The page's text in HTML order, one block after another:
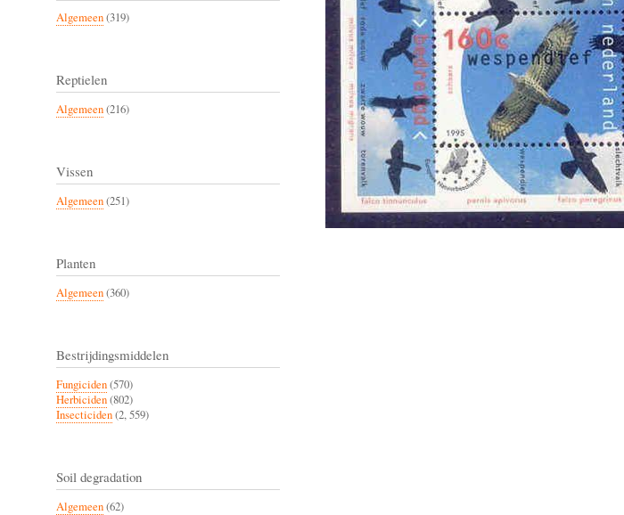
Algemeen(319)
Reptielen
Algemeen(216)
Vissen
Algemeen(251)
Planten
Algemeen(360)
Bestrijdingsmiddelen
Fungiciden(570)
Herbiciden(802)
Insecticiden(2, 559)
Soil degradation
Algemeen(62)